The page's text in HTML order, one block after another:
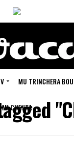
MU TRINCHERA
MI CUENTA